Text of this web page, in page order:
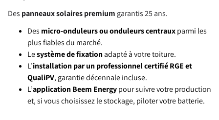
Des panneaux solaires premium garantis 25 ans.
Des micro-onduleurs ou onduleurs centrauxparmi les
plus fiables du marché.
Lesystème de fixationadapté à votre toiture.
L’installation par un professionnel certifié RGE et
QualiPV, garantie décennale incluse.
L’application Beem Energypour suivre votre production
et, si vous choisissez le stockage, piloter votre batterie.